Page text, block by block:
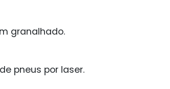
granalhado.
pneus por laser.